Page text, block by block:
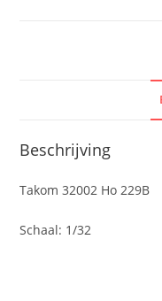
Beschrijving
Takom 32002 Ho 229B
Schaal: 1/32